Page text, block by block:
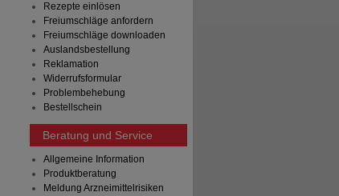
Rezepte einlösen
Freiumschläge anfordern
Freiumschläge downloaden
Auslandsbestellung
Reklamation
Widerrufsformular
Problembehebung
Bestellschein
Beratung und Service
Allgemeine Information
Produktberatung
Meldung Arzneimittelrisiken